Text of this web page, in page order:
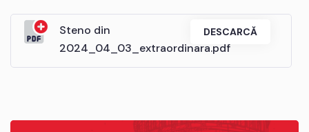
Steno din
2024_04_03_extraordinara.pdf
DESCARCĂ